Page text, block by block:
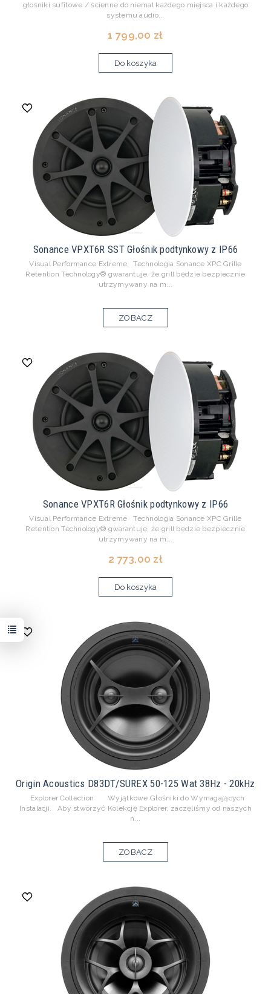
głośniki sufitowe / ścienne do niemal każdego miejsca i każdego
systemu audio...
1 799,00 zł
Do koszyka
Sonance VPXT6R SST Głośnik podtynkowy z IP66
Visual Performance Extreme Technologia Sonance XPC Grille
Retention Technology® gwarantuje, że grill będzie bezpiecznie
utrzymywany na m...
ZOBACZ
Sonance VPXT6R Głośnik podtynkowy z IP66
Visual Performance Extreme Technologia Sonance XPC Grille
Retention Technology® gwarantuje, że grill będzie bezpiecznie
utrzymywany na m...
2 773,00 zł
Do koszyka
Origin Acoustics D83DT/SUREX 50-125 Wat 38Hz - 20kHz
Explorer Collection Wyjątkowe Głośniki do Wymagających
Instalacji. Aby stworzyć Kolekcję Explorer, zaczęliśmy od naszych
n...
ZOBACZ